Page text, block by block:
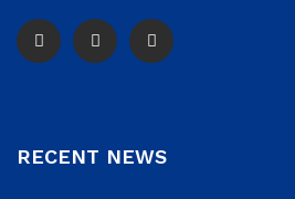
RECENT NEWS